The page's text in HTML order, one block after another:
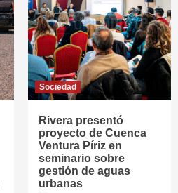
Sociedad
Rivera presentó
proyecto de Cuenca
Ventura Píriz en
seminario sobre
gestión de aguas
urbanas